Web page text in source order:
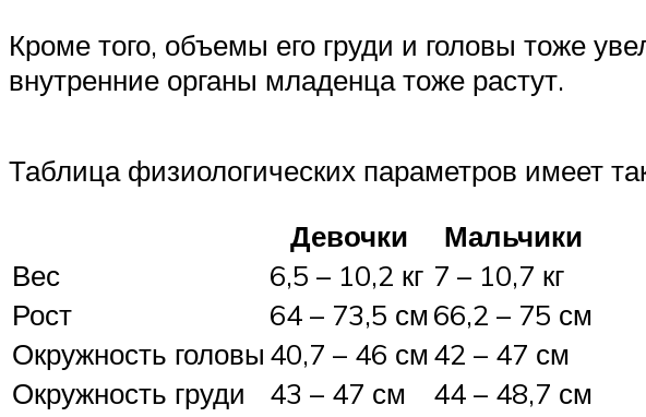
Кроме того, объемы его груди и головы тоже
внутренние органы младенца тоже растут.
Таблица физиологических параметров имеет
Девочки
Мальчики
Вес
6,5 – 10,2 кг 7 – 10,7 кг
Рост
64 – 73,5 см 66,2 – 75 см
Окружность головы 40,7 – 46 см 42 – 47 см
Окружность груди
43 – 47 см
44 – 48,7 см